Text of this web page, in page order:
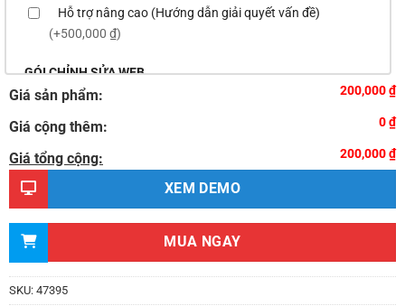
Hỗ trợ nâng cao (Hướng dẫn giải quyết vấn đề)
(+500,000 ₫)
GÓI CHỈNH SỬA WEB
Thay logo & thông tin doanh nghiệp
Đổi màu chủ đạo của theme theo tông màu của logo
(+200,000 ₫)
Sửa danh mục và sắp xếp lại thanh menu chuẩn
Thay đổi bố cục trang chủ (đơn giản)(+500,000 ₫)
Thiết kế 2 banner chạy ở slider chính
Giá sản phẩm: 200,000 ₫
Giá cộng thêm: 0 ₫
Giá tổng cộng: 200,000 ₫
XEM DEMO
MUA NGAY
SKU: 47395